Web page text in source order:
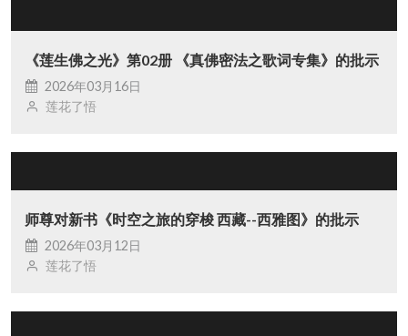
《莲生佛之光》第02册 《真佛密法之歌词专集》的批示
2026年03月16日
莲花了悟
师尊对新书《时空之旅的穿梭 西藏--西雅图》的批示
2026年03月12日
莲花了悟